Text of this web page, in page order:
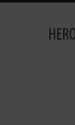
EXTRIFIT® TEAM